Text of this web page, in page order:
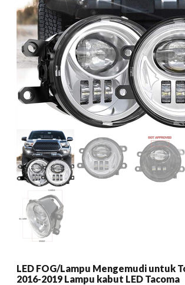
LED FOG/Lampu Mengemudi untuk
2016-2019 Lampu kabut LED Tacoma